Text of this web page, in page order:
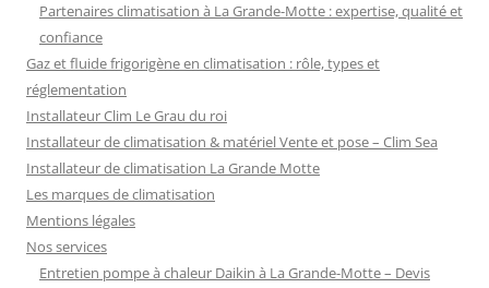
Partenaires climatisation à La Grande-Motte : expertise, qualité et
confiance
Gaz et fluide frigorigène en climatisation : rôle, types et
réglementation
Installateur Clim Le Grau du roi
Installateur de climatisation & matériel Vente et pose – Clim Sea
Installateur de climatisation La Grande Motte
Les marques de climatisation
Mentions légales
Nos services
Entretien pompe à chaleur Daikin à La Grande-Motte – Devis